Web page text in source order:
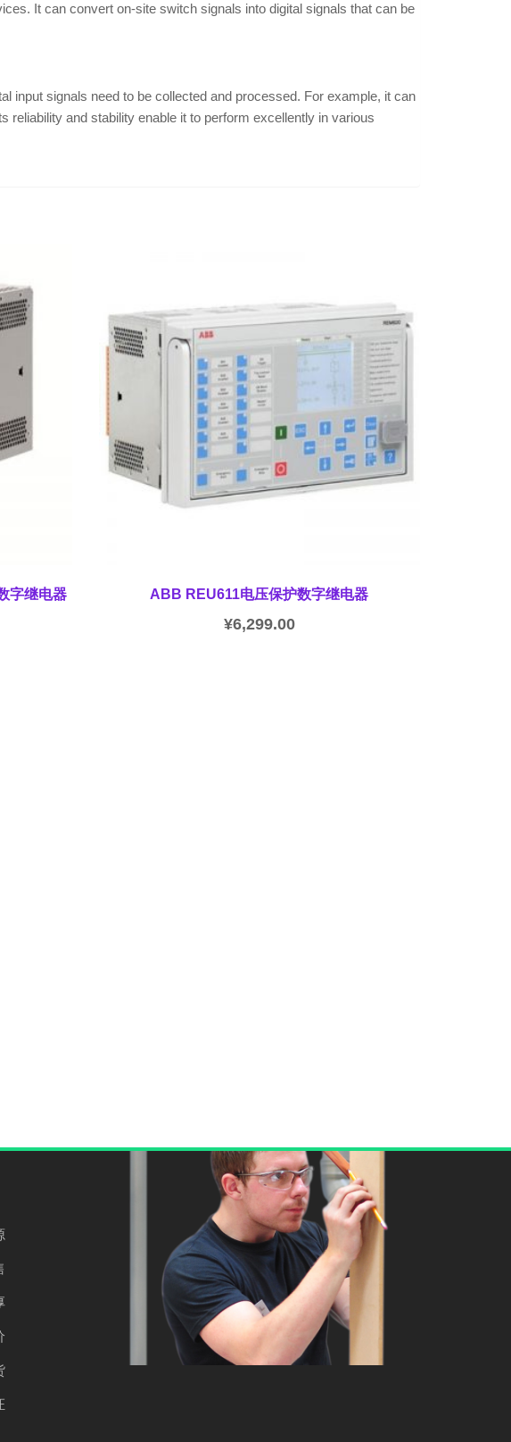
It can convert on-site switch signals into digital signals that can be
input signals need to be collected and processed. For example, it can
reliability and stability enable it to perform excellently in various
字继电器 ABB REU611电压保护数字继电器
¥6,299.00